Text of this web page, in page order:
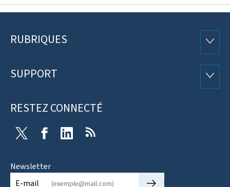
Pied
page
RUBRIQUES
SUPPORT
RESTEZ CONNECTÉ
Twitter FacebookLinkedIn
Newsletter
E-mail
🡒